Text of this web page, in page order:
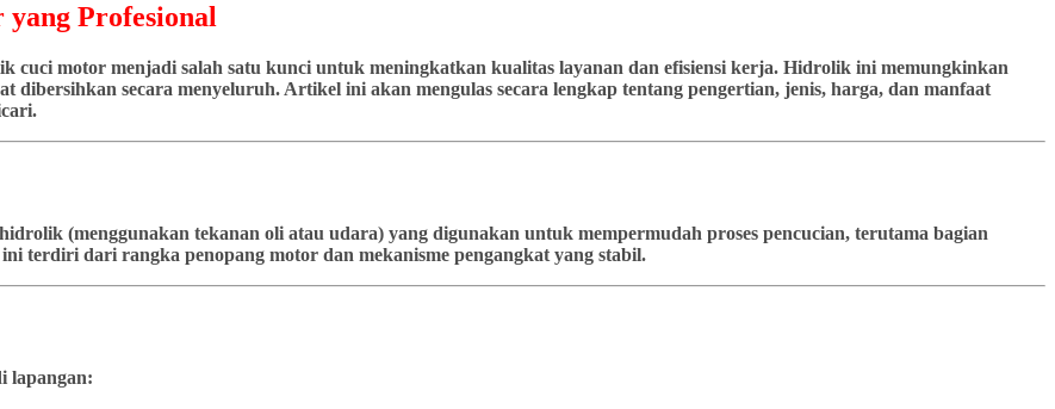
Profesional
cuci motor menjadi salah satu kunci untuk meningkatkan kualitas layanan dan efisiensi kerja. Hidrolik ini memungkinkan
secara menyeluruh. Artikel ini akan mengulas secara lengkap tentang pengertian, jenis, harga, dan manfaat
(menggunakan tekanan oli atau udara) yang digunakan untuk mempermudah proses pencucian, terutama bagian
terdiri dari rangka penopang motor dan mekanisme pengangkat yang stabil.
lapangan: